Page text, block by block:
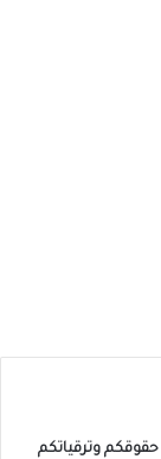
وترقياتكم